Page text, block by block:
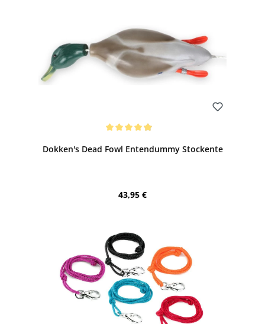
Dokken's Dead Fowl Entendummy Stockente
Regulärer Preis:
43,95 €